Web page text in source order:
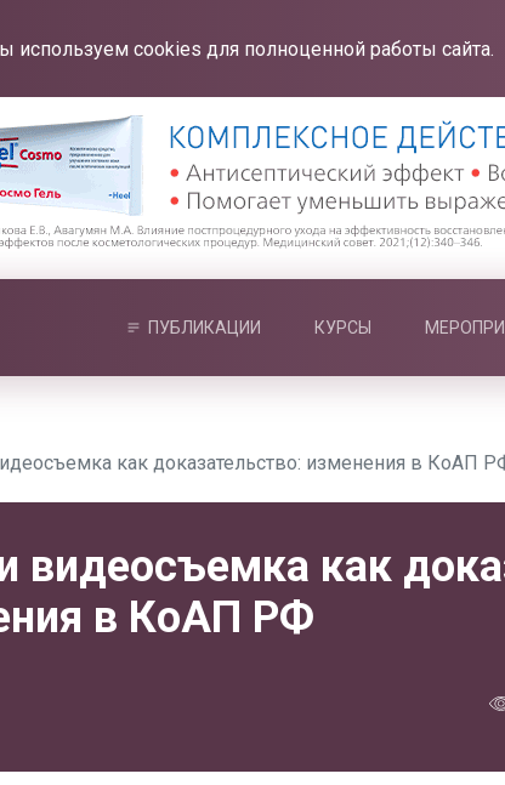
используем cookies для полноценной работы сайта.
ПУБЛИКАЦИИ КУРСЫ
как доказательство: изменения в КоАП
видеосъемка как
в КоАП РФ